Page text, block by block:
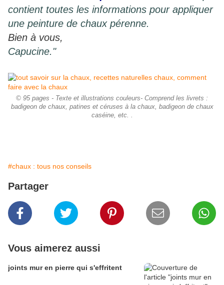
contient toutes les informations pour appliquer
une peinture de chaux pérenne.
Bien à vous,
Capucine."
© 95 pages - Texte et illustrations couleurs- Comprend les livrets :
badigeon de chaux, patines et céruses à la chaux, badigeon de chaux
caséine, etc. .
#chaux : tous nos conseils
Partager
Vous aimerez aussi
joints mur en pierre qui s'effritent